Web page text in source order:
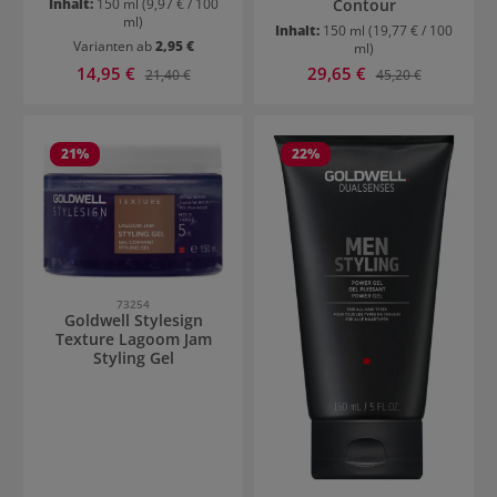
ml)
Varianten ab2,95 €
Verkaufspreis:
14,95 € Regulärer Preis:
21,40 €
Contour
Inhalt: 150 ml (19,77 € / 100
ml)
Verkaufspreis:
29,65 € Regulärer Preis:
45,20 €
21%
73254
Goldwell Stylesign
Texture Lagoom Jam
Styling Gel
22%